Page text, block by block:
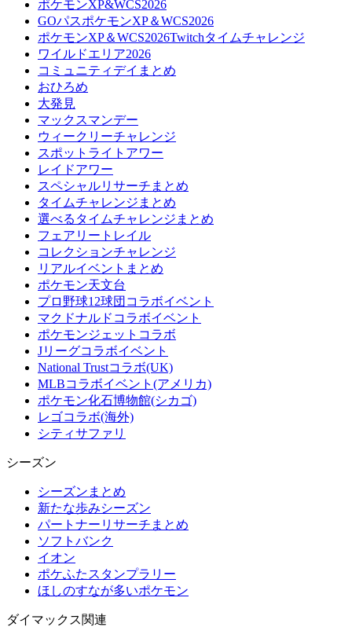
ポケモンXP&WCS2026
GOパスポケモンXP＆WCS2026
ポケモンXP＆WCS2026Twitchタイムチャレンジ
ワイルドエリア2026
コミュニティデイまとめ
おひろめ
大発見
マックスマンデー
ウィークリーチャレンジ
スポットライトアワー
レイドアワー
スペシャルリサーチまとめ
タイムチャレンジまとめ
選べるタイムチャレンジまとめ
フェアリートレイル
コレクションチャレンジ
リアルイベントまとめ
ポケモン天文台
プロ野球12球団コラボイベント
マクドナルドコラボイベント
ポケモンジェットコラボ
Jリーグコラボイベント
National Trustコラボ(UK)
MLBコラボイベント(アメリカ)
ポケモン化石博物館(シカゴ)
レゴコラボ(海外)
シティサファリ
シーズン
シーズンまとめ
新たな歩みシーズン
パートナーリサーチまとめ
ソフトバンク
イオン
ポケふたスタンプラリー
ほしのすなが多いポケモン
ダイマックス関連